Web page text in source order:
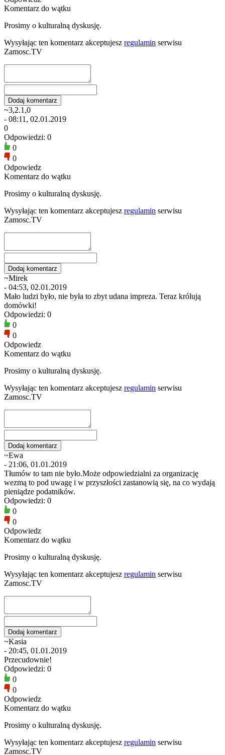
Komentarz do wątku
Prosimy o kulturalną dyskusję.
Wysyłając ten komentarz akceptujesz regulamin serwisu
Zamosc.TV
~3,2.1,0
- 08:11, 02.01.2019
0
Odpowiedzi: 0
0
0
Odpowiedz
Komentarz do wątku
Prosimy o kulturalną dyskusję.
Wysyłając ten komentarz akceptujesz regulamin serwisu
Zamosc.TV
~Mirek
- 04:53, 02.01.2019
Mało ludzi było, nie była to zbyt udana impreza. Teraz królują
domówki!
Odpowiedzi: 0
0
0
Odpowiedz
Komentarz do wątku
Prosimy o kulturalną dyskusję.
Wysyłając ten komentarz akceptujesz regulamin serwisu
Zamosc.TV
~Ewa
- 21:06, 01.01.2019
Tłumów to tam nie było.Może odpowiedzialni za organizację
wezmą to pod uwagę i w przyszłości zastanowią się, na co wydają
pieniądze podatników.
Odpowiedzi: 0
0
0
Odpowiedz
Komentarz do wątku
Prosimy o kulturalną dyskusję.
Wysyłając ten komentarz akceptujesz regulamin serwisu
Zamosc.TV
~Kasia
- 20:45, 01.01.2019
Przecudownie!
Odpowiedzi: 0
0
0
Odpowiedz
Komentarz do wątku
Prosimy o kulturalną dyskusję.
Wysyłając ten komentarz akceptujesz regulamin serwisu
Zamosc.TV